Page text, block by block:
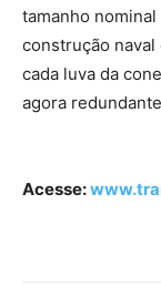
tamanho
construção naval
cada luva da
agora
Acesse: